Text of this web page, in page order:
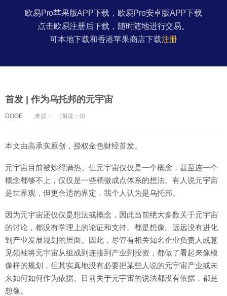
欧易Pro苹果版APP下载，欧易Pro安卓版APP下载
点击欧易注册后下载，随时随地进行交易。
可本地下载和香港苹果商店下载注册
首发 | 作为乌托邦的元宇宙
DOGE 来源： (阅读：0)
本文由高承实原创，授权金色财经首发。
元宇宙目前被炒得满热。但元宇宙仅仅是一个概念，甚至连一个
概念都够不上，仅仅是一些稍微成点体系的想法。有人说元宇宙
是世界观，但更合适的界定，我个人认为是乌托邦。
因为元宇宙还仅仅是想法或概念，因此当前绝大多数关于元宇宙
的讨论，都没有学理上的论证和支持。都是想像。远远没有进化
到产业发展规划的层面。因此，尽管有相关知名企业负责人或意
见领袖将元宇宙从组成到连接到产业到投资，都做了看起来像模
像样的规划，但其实真地没有必要把某些人说的元宇宙产业或未
来如何如何作为依据。目前关于元宇宙的说法都没有依据，都是
想像。